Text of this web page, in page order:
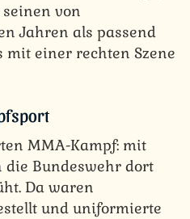
von
Jahren als passend
mit einer rechten Szene
MMA-Kampf: mit
die Bundeswehr dort
Da waren
und uniformierte